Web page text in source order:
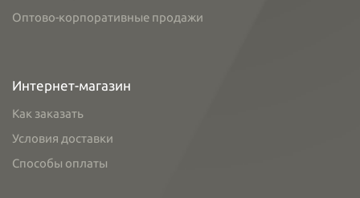
Оптово-корпоративные продажи
Интернет-магазин
Как заказать
Условия доставки
Способы оплаты